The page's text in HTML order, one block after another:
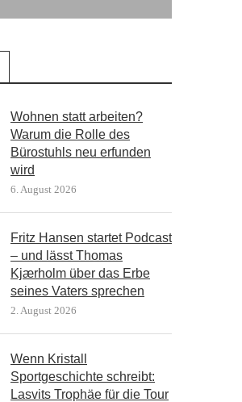
Wohnen statt arbeiten?
Warum die Rolle des
Bürostuhls neu erfunden
wird
6. August 2026
Fritz Hansen startet Podcast
– und lässt Thomas
Kjærholm über das Erbe
seines Vaters sprechen
2. August 2026
Wenn Kristall
Sportgeschichte schreibt:
Lasvits Trophäe für die Tour